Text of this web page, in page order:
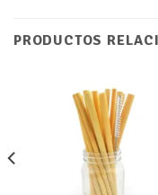
PRODUCTOS